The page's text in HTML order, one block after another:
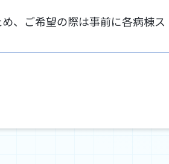
、ご希望の際は事前に各病棟ス